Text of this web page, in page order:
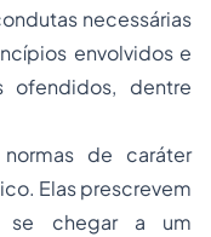
necessárias
envolvidos e
ofendidos, dentre
de caráter
Elas prescrevem
se chegar a um